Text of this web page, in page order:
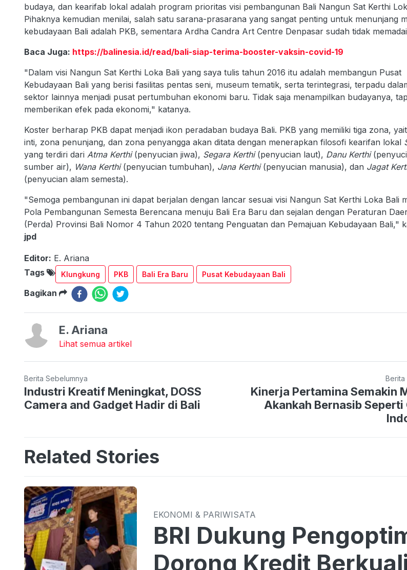
budaya, dan kearifab lokal adalah program prioritas visi pembangunan Bali Nangun Sat Kerthi
Pihaknya kemudian menilai, salah satu sarana-prasarana yang sangat penting untuk menunjang
kebudayaan Bali adalah PKB, sementara Ardha Candra Art Centre Denpasar sudah tidak
Baca Juga: https://balinesia.id/read/bali-siap-terima-booster-vaksin-covid-19
"Dalam visi Nangun Sat Kerthi Loka Bali yang saya tulis tahun 2016 itu adalah membangun Pusat
Kebudayaan Bali yang berisi fasilitas pentas seni, museum tematik, serta terintegrasi, terpadu
sektor lainnya menjadi pusat pertumbuhan ekonomi baru. Tidak saja menampilkan budayanya,
memberikan efek pada ekonomi," katanya.
Koster berharap PKB dapat menjadi ikon peradaban budaya Bali. PKB yang memiliki tiga zona,
inti, zona penunjang, dan zona penyangga akan ditata dengan menerapkan filosofi kearifan lokal
yang terdiri dari Atma Kerthi(penyucian jiwa), Segara Kerthi(penyucian laut), Danu Kerthi
sumber air), Wana Kerthi(penyucian tumbuhan), Jana Kerthi(penyucian manusia), dan Jagat
(penyucian alam semesta).
"Semoga pembangunan ini dapat berjalan dengan lancar sesuai visi Nangun Sat Kerthi Loka Bali
Pola Pembangunan Semesta Berencana menuju Bali Era Baru dan sejalan dengan Peraturan
(Perda) Provinsi Bali Nomor 4 Tahun 2020 tentang Penguatan dan Pemajuan Kebudayaan Bali,"
jpd
Editor: E. Ariana
Tags
Klungkung PKB Bali Era Baru Pusat Kebudayaan Bali
Bagikan
E. Ariana
Lihat semua artikel
Berita Sebelumnya
Industri Kreatif Meningkat, DOSS
Camera and Gadget Hadir di Bali
Berita
Kinerja Pertamina Semakin
Akankah Bernasib Seperti
Related Stories
EKONOMI & PARIWISATA
BRI Dukung
Dorong Kredit